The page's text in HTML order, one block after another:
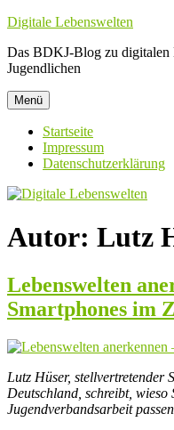
Zum
springen
Digitale Lebenswelten
Das BDKJ-Blog zu digitalen
Jugendlichen
Menü
Startseite
Impressum
Datenschutzerklärung
Autor: Lutz
Lebenswelten
Smartphones im
Lutz Hüser, stellvertretender
Deutschland, schreibt,
Jugendverbandsarbeit